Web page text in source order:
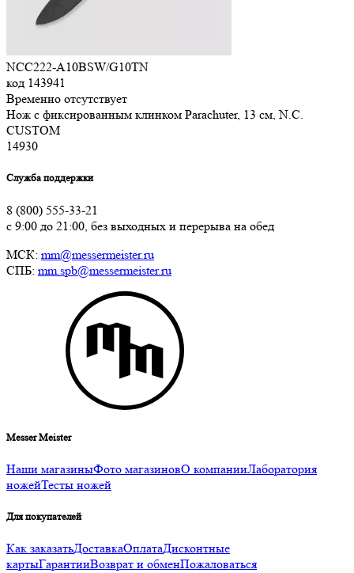
NCC222-A10BSW/G10TN
код 143941
Временно отсутствует
Нож с фиксированным клинком Parachuter, 13 см, N.C.
CUSTOM
14930
Служба поддержки
8 (800) 555-33-21
с 9:00 до 21:00, без выходных и перерыва на обед
МСК: mm@messermeister.ru
СПБ: mm.spb@messermeister.ru
Messer Meister
Наши магазиныФото магазиновО компанииЛаборатория
ножейТесты ножей
Для покупателей
Как заказатьДоставкаОплатаДисконтные
картыГарантииВозврат и обменПожаловаться